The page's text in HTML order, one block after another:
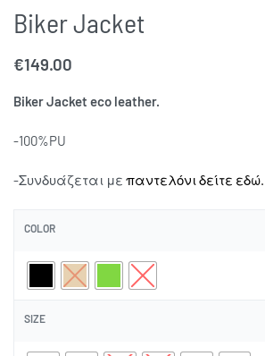
Biker Jacket
€149.00
Biker Jacket eco leather.
-100%PU
-Συνδυάζεται με παντελόνι δείτε εδώ.
COLOR
SIZE